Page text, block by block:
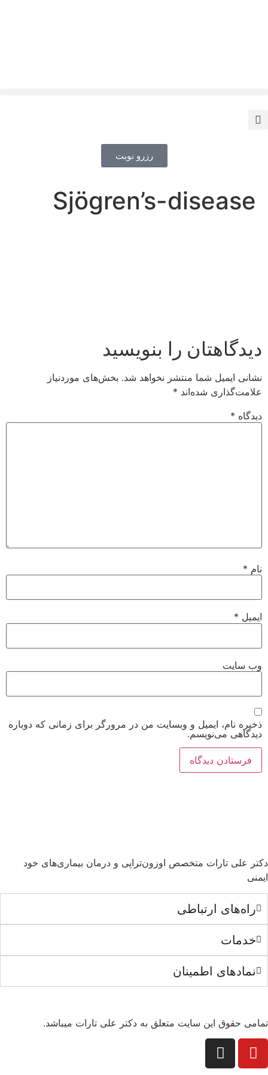
رزرو نوبت
Sjögren’s-disease
دیدگاهتان را بنویسید
نشانی ایمیل شما منتشر نخواهد شد. بخش‌های موردنیاز
علامت‌گذاری شده‌اند *
دیدگاه *
نام *
ایمیل *
وب‌ سایت
ذخیره نام، ایمیل و وبسایت من در مرورگر برای زمانی که دوباره
دیدگاهی می‌نویسم.
دکتر علی تارات متخصص اوزون‌تراپی و درمان بیماری‌های خود
ایمنی
راه‌های ارتباطی
خدمات
نمادهای اطمینان
تمامی حقوق این سایت متعلق به دکتر علی تارات میباشد.